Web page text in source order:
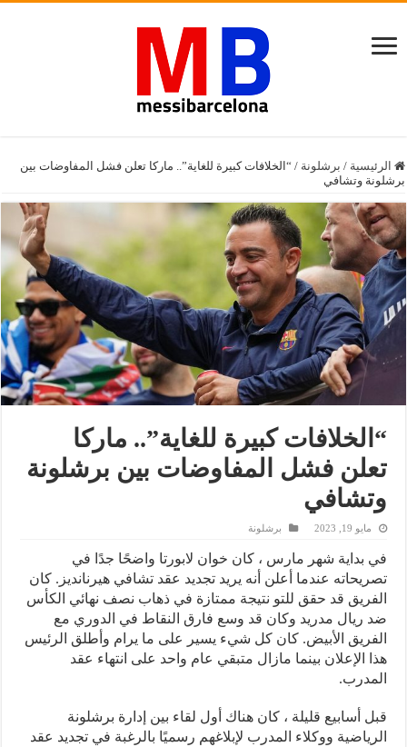
الرئيسية / برشلونة / “الخلافات كبيرة للغاية”.. ماركا تعلن فشل المفاوضات بين
برشلونة وتشافي
“الخلافات كبيرة للغاية”.. ماركا
تعلن فشل المفاوضات بين برشلونة
وتشافي
مايو 19, 2023 برشلونة
في بداية شهر مارس ، كان خوان لابورتا واضحًا جدًا في
تصريحاته عندما أعلن أنه يريد تجديد عقد تشافي هيرنانديز. كان
الفريق قد حقق للتو نتيجة ممتازة في ذهاب نصف نهائي الكأس
ضد ريال مدريد وكان قد وسع فارق النقاط في الدوري مع
الفريق الأبيض. كان كل شيء يسير على ما يرام وأطلق الرئيس
هذا الإعلان بينما مازال متبقي عام واحد على انتهاء عقد
المدرب.
قبل أسابيع قليلة ، كان هناك أول لقاء بين إدارة برشلونة
الرياضية ووكلاء المدرب لإبلاغهم رسميًا بالرغبة في تجديد عقد